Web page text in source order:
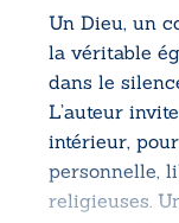
Un Dieu, un
la véritable
dans le
L’auteur
intérieur,
personnelle,
religieuses.